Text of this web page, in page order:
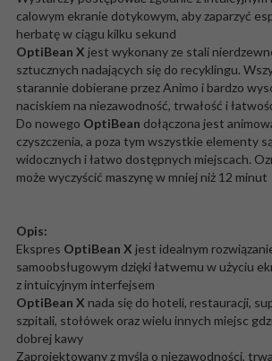
calowym ekranie dotykowym, aby zaparzyć
herbatę w ciągu kilku sekund
OptiBean X jest wykonany ze stali
sztucznych nadających się do recyklingu.
starannie dobierane przez Animo i bardzo
naciskiem na niezawodność, trwałość i
Do nowego OptiBean dołączona jest
czyszczenia, a poza tym wszystkie elementy
widocznych i łatwo dostępnych miejscach.
może wyczyścić maszynę w mniej niż 12 minut
Opis:
Ekspres OptiBean X jest idealnym
samoobsługowym dzięki łatwemu w użyciu
z intuicyjnym interfejsem
OptiBean X nada się do hoteli, restauracji,
szpitali, stołówek oraz wielu innych miejsc
dobrej kawy
Zaprojektowany z myślą o niezawodności,